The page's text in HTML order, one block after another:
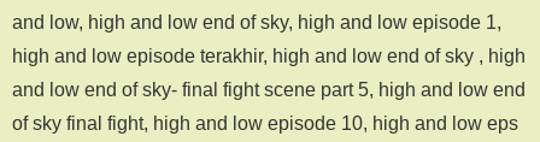
and low, high and low end of sky, high and low episode 1,
high and low episode terakhir, high and low end of sky , high
and low end of sky- final fight scene part 5, high and low end
of sky final fight, high and low episode 10, high and low eps